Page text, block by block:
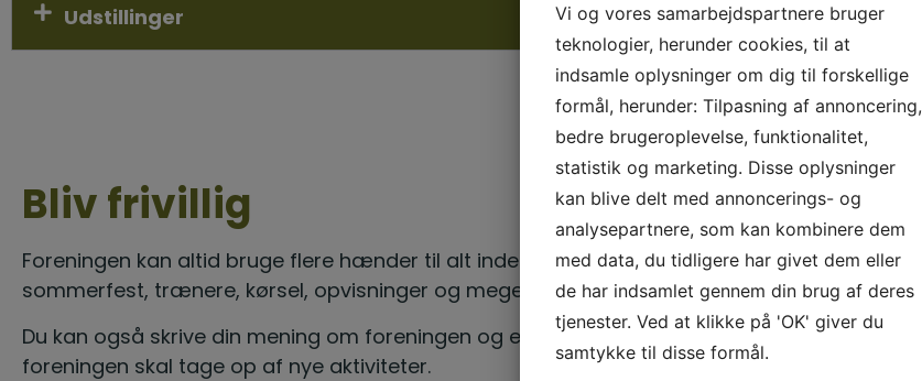
Udstillinger
Bliv frivillig
Foreningen kan altid bruge flere hænder til alt indenfor musikfestival,
sommerfest, trænere, kørsel, opvisninger og meget mere.
Du kan også skrive din mening om foreningen og evt hvad
foreningen skal tage op af nye aktiviteter.
Vi og vores samarbejdspartnere bruger
teknologier, herunder cookies, til at
indsamle oplysninger om dig til forskellige
formål, herunder: Tilpasning af annoncering,
bedre brugeroplevelse, funktionalitet,
statistik og marketing. Disse oplysninger
kan blive delt med annoncerings- og
analysepartnere, som kan kombinere dem
med data, du tidligere har givet dem eller
de har indsamlet gennem din brug af deres
tjenester. Ved at klikke på 'OK' giver du
samtykke til disse formål.